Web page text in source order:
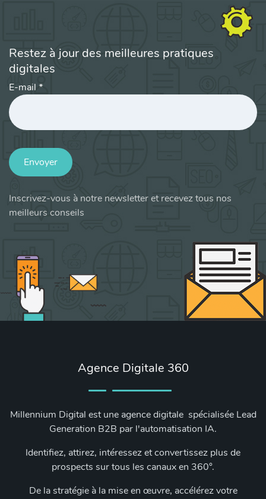
Restez à jour des meilleures pratiques
digitales
E-mail *
Envoyer
Inscrivez-vous à notre newsletter et recevez tous nos
meilleurs conseils
Agence Digitale 360
Millennium Digital est une agence digitale spécialisée Lead
Generation B2B par l'automatisation IA.
Identifiez, attirez, intéressez et convertissez plus de
prospects sur tous les canaux en 360°.
De la stratégie à la mise en œuvre, accélérez votre